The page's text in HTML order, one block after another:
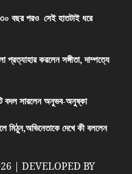
৩০ বছর পরও সেই হাতটাই ধরে
প্রত্যাহার করলেন সঙ্গীতা, দাম্পত্যে
বদল সারলেন অনুভব-অনুষ্কা
মিঠুন,অভিনেতাকে দেখে কী বললেন
| DEVELOPED BY